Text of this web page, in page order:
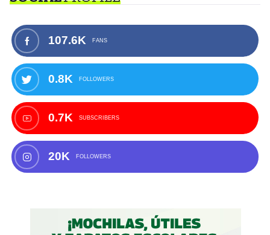
107.6K FANS
0.8K FOLLOWERS
0.7K SUBSCRIBERS
20K FOLLOWERS